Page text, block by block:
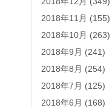
2018年11月 (155)
2018年10月 (263)
2018年9月 (241)
2018年8月 (254)
2018年7月 (125)
2018年6月 (168)